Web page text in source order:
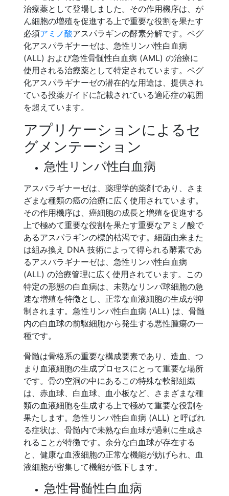
治療薬として登場しました。その作用機序は、が
ん細胞の増殖を促進する上で重要な役割を果たす
必須アミノ酸アスパラギンの酵素分解です。ペグ
化アスパラギナーゼは、急性リンパ性白血病
(ALL) および急性骨髄性白血病 (AML) の治療に
使用される治療薬として特定されています。ペグ
化アスパラギナーゼの潜在的な用途は、提供され
ている投薬ガイドに記載されている適応症の範囲
を超えています。
アプリケーションによるセ
グメンテーション
急性リンパ性白血病
アスパラギナーゼは、薬理学的薬剤であり、さま
ざまな種類の癌の治療に広く使用されています。
その作用機序は、癌細胞の成長と増殖を促進する
上で極めて重要な役割を果たす重要なアミノ酸で
あるアスパラギンの標的枯渇です。細菌由来また
は組み換え DNA 技術によって得られる酵素であ
るアスパラギナーゼは、急性リンパ性白血病
(ALL) の治療管理に広く使用されています。この
特定の形態の白血病は、未熟なリンパ球細胞の急
速な増殖を特徴とし、正常な血液細胞の生成が抑
制されます。急性リンパ性白血病 (ALL) は、骨髄
内の白血球の前駆細胞から発生する悪性腫瘍の一
種です。
骨髄は骨格系の重要な構成要素であり、造血、つ
まり血液細胞の生成プロセスにとって重要な場所
です。骨の空洞の中にあるこの特殊な軟部組織
は、赤血球、白血球、血小板など、さまざまな種
類の血液細胞を生成する上で極めて重要な役割を
果たします。急性リンパ性白血病 (ALL) と呼ばれ
る症状は、骨髄内で未熟な白血球が過剰に生成さ
れることが特徴です。余分な白血球が存在する
と、健康な血液細胞の正常な機能が妨げられ、血
液細胞が密集して機能が低下します。
急性骨髄性白血病